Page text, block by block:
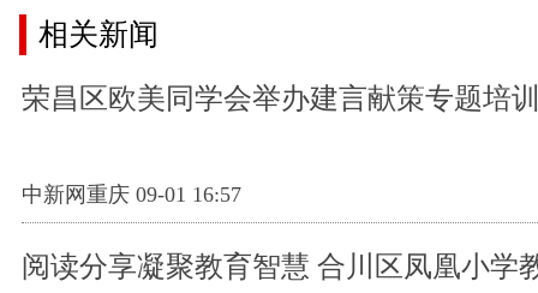
相关新闻
荣昌区欧美同学会举办建言献策专题培
中新网重庆 09-01 16:57
阅读分享凝聚教育智慧 合川区凤凰小学